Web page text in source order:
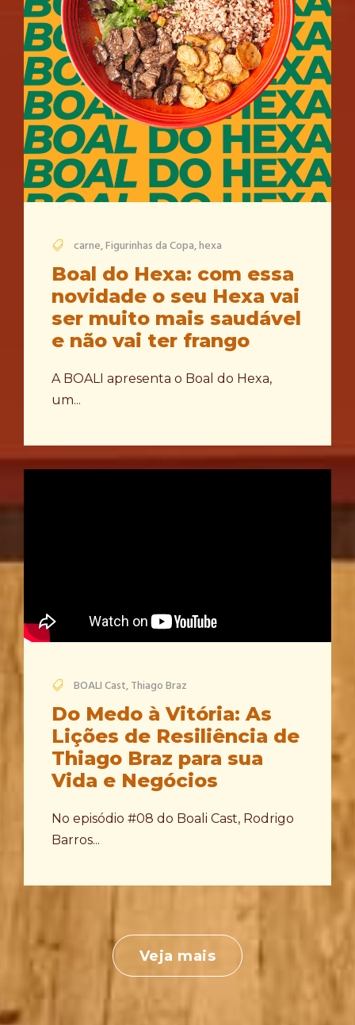
carne,Figurinhas da Copa,hexa
Boal do Hexa: com essa
novidade o seu Hexa vai
ser muito mais saudável
e não vai ter frango
A BOALI apresenta o Boal do Hexa,
um...
BOALI Cast,Thiago Braz
Do Medo à Vitória: As
Lições de Resiliência de
Thiago Braz para sua
Vida e Negócios
No episódio #08 do Boali Cast, Rodrigo
Barros...
Veja mais